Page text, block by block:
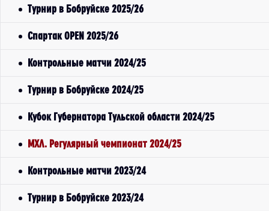
Турнир в Бобруйске 2025/26
Спартак OPEN 2025/26
Контрольные матчи 2024/25
Турнир в Бобруйске 2024/25
Кубок Губернатора Тульской области 2024/25
МХЛ. Регулярный чемпионат 2024/25
Контрольные матчи 2023/24
Турнир в Бобруйске 2023/24